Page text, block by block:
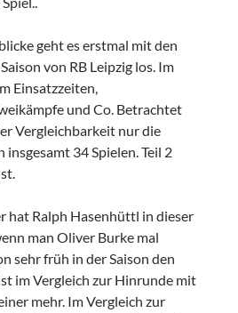
geht es erstmal mit den
von RB Leipzig los. Im
Einsatzzeiten,
und Co. Betrachtet
Vergleichbarkeit nur die
34 Spielen. Teil 2
hat Ralph Hasenhüttl in dieser
man Oliver Burke mal
sehr früh in der Saison den
im Vergleich zur Hinrunde mit
mehr. Im Vergleich zur